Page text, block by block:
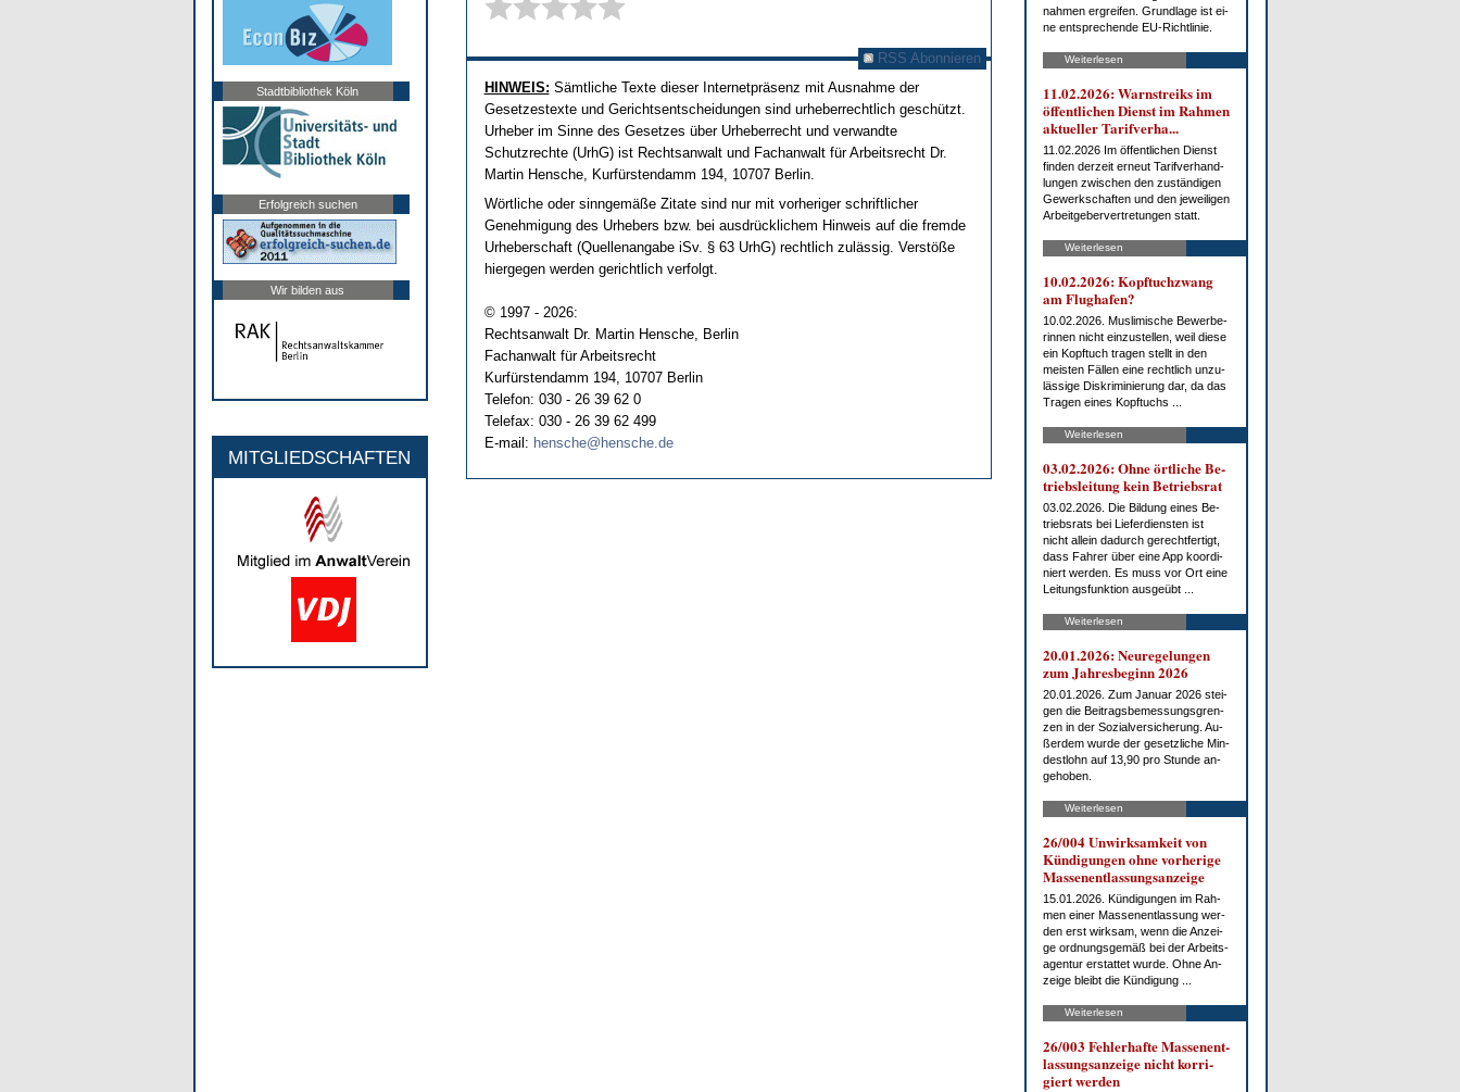
Stadtbibliothek Köln
Erfolgreich suchen
Wir bilden aus
MITGLIEDSCHAFTEN
RSS Abonnieren
HINWEIS: Sämtliche Texte dieser Internetpräsenz mit Ausnahme der
Gesetzestexte und Gerichtsentscheidungen sind urheberrechtlich geschützt.
Urheber im Sinne des Gesetzes über Urheberrecht und verwandte
Schutzrechte (UrhG) ist Rechtsanwalt und Fachanwalt für Arbeitsrecht Dr.
Martin Hensche, Kurfürstendamm 194, 10707 Berlin.
Wörtliche oder sinngemäße Zitate sind nur mit vorheriger schriftlicher
Genehmigung des Urhebers bzw. bei ausdrücklichem Hinweis auf die fremde
Urheberschaft (Quellenangabe iSv. § 63 UrhG) rechtlich zulässig. Verstöße
hiergegen werden gerichtlich verfolgt.
© 1997 - 2026:
Rechtsanwalt Dr. Martin Hensche, Berlin
Fachanwalt für Arbeitsrecht
Kurfürstendamm 194, 10707 Berlin
Telefon: 030 - 26 39 62 0
Telefax: 030 - 26 39 62 499
E-mail: hensche@hensche.de
nah­men er­grei­fen. Grund­la­ge ist ei­
ne ent­spre­chen­de EU-Richt­li­nie.
Weiterlesen
11.02.2026: Warn­streiks im
öf­fent­li­chen Dienst im Rah­men
ak­tu­el­ler Ta­rif­ver­ha...
11.02.2026 Im öf­fent­li­chen Dienst
fin­den der­zeit er­neut Ta­rif­ver­hand­
lun­gen zwi­schen den zu­stän­di­gen
Ge­werk­schaf­ten und den je­wei­li­gen
Ar­beit­ge­ber­ver­tre­tun­gen statt.
Weiterlesen
10.02.2026: Kopf­tuch­zwang
am Flug­ha­fen?
10.02.2026. Mus­li­mi­sche Be­wer­be­
rin­nen nicht ein­zu­stel­len, weil die­se
ein Kopf­tuch tra­gen stellt in den
meis­ten Fäl­len ei­ne recht­lich un­zu­
läs­si­ge Dis­kri­mi­nie­rung dar, da das
Tra­gen ei­nes Kopf­tuchs ...
Weiterlesen
03.02.2026: Oh­ne ört­li­che Be­
triebs­lei­tung kein Be­triebs­rat
03.02.2026. Die Bil­dung ei­nes Be­
triebs­rats bei Lie­fer­diens­ten ist
nicht al­lein da­durch ge­recht­fer­tigt,
dass Fah­rer über ei­ne App ko­or­di­
niert wer­den. Es muss vor Ort ei­ne
Lei­tungs­funk­ti­on aus­ge­übt ...
Weiterlesen
20.01.2026: Neu­re­ge­lun­gen
zum Jah­res­be­ginn 2026
20.01.2026. Zum Ja­nu­ar 2026 stei­
gen die Bei­trags­be­mes­sungs­gren­
zen in der So­zi­al­ver­si­che­rung. Au­
ßer­dem wur­de der ge­setz­li­che Min­
dest­lohn auf 13,90 pro St­un­de an­
ge­ho­ben.
Weiterlesen
26/004 Un­wirk­sam­keit von
Kün­di­gun­gen oh­ne vor­he­ri­ge
Mas­sen­ent­las­sungs­an­zei­ge
15.01.2026. Kün­di­gun­gen im Rah­
men ei­ner Mas­sen­ent­las­sung wer­
den erst wirk­sam, wenn die An­zei­
ge ord­nungs­ge­mäß bei der Ar­beits­
agen­tur er­stat­tet wur­de. Oh­ne An­
zei­ge bleibt die Kün­di­gung ...
Weiterlesen
26/003 Feh­ler­haf­te Mas­sen­ent­
las­sungs­an­zei­ge nicht kor­ri­
giert wer­den